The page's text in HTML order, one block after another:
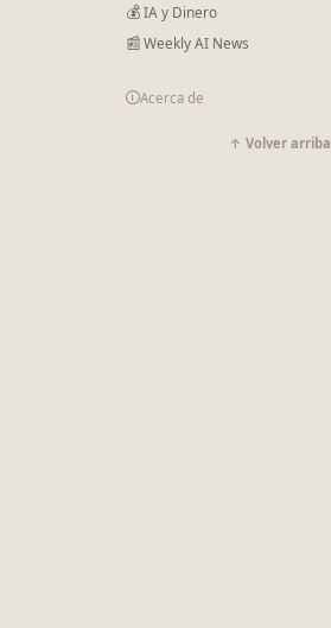
💰IA y Dinero
📰Weekly AI News
🛈Acerca de
↑ Volver arriba